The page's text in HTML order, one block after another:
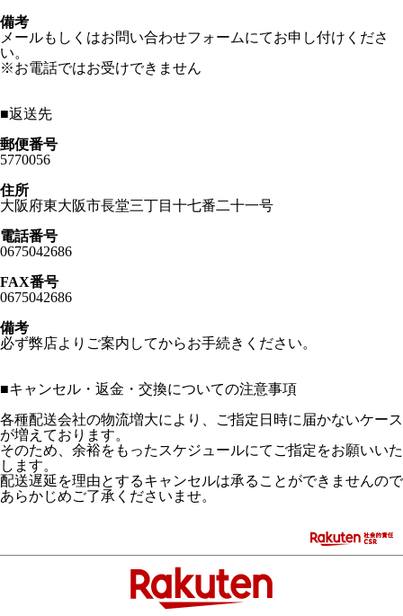
備考
メールもしくはお問い合わせフォームにてお申し付けくださ
い。
※お電話ではお受けできません
■返送先
郵便番号
5770056
住所
大阪府東大阪市長堂三丁目十七番二十一号
電話番号
0675042686
FAX番号
0675042686
備考
必ず弊店よりご案内してからお手続きください。
■キャンセル・返金・交換についての注意事項
各種配送会社の物流増大により、ご指定日時に届かないケース
が増えております。
そのため、余裕をもったスケジュールにてご指定をお願いいた
します。
配送遅延を理由とするキャンセルは承ることができませんので
あらかじめご了承くださいませ。